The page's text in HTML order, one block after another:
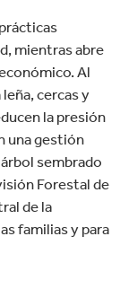
mientras abre
Al
cercas y
la presión
una gestión
sembrado
Forestal de
de la
familias y para